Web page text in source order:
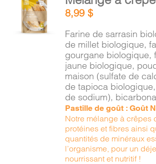
AU
PANIER
/
8,99$
Farine de sarrasin
de millet biologique,
gourgane biologique,
jaune biologique,
maison (sulfate de
de tapioca
de sodium),
Pastille de goût : Goût
Notre mélange à crêpes
protéines et fibres ainsi
quantités de minéraux
l’organisme, pour un
nourrissant et nutritif !